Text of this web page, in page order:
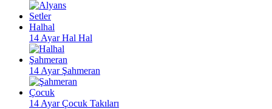
Setler
Halhal
14 Ayar Hal Hal
Şahmeran
14 Ayar Şahmeran
Çocuk
14 Ayar Çocuk Takıları